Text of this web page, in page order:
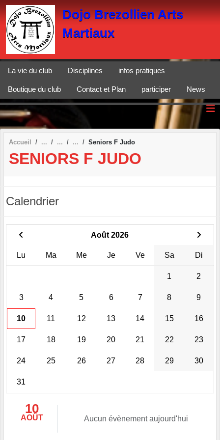
Dojo Brezollien Arts
Martiaux
La vie du club Disciplines infos pratiques
Boutique du club Contact et Plan participer News
Accueil Seniors F Judo
SENIORS F JUDO
Calendrier
Août 2026
Lu Ma Me Je Ve Sa Di
1 2
3 4 5 6 7 8 9
10 11 12 13 14 15 16
17 18 19 20 21 22 23
24 25 26 27 28 29 30
31
10
AOÛT Aucun évènement aujourd'hui
Panneau de gestion des cookies